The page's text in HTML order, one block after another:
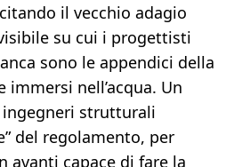
il vecchio adagio
su cui i progettisti
sono le appendici della
nell’acqua. Un
ingegneri strutturali
del regolamento, per
avanti capace di fare la